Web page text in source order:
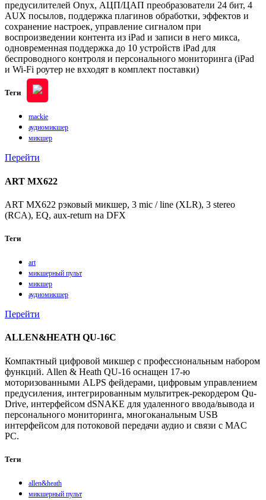
предусилителей Onyx, АЦП/ЦАП преобразователи 24 бит, 4
AUX посылов, поддержка плагинов обработки, эффектов и
сохранение настроек, управление сигналом при
воспроизведении контента из iPad и записи в него микса,
одновременная поддержка до 10 устройств iPad для
беспроводного контроля и персонального мониторинга (iPad
и Wi-Fi роутер не вхходят в комплект поставки)
Теги
mackie
аудиомикшер
микшер
Перейти
ART MX622
ART MX622 рэковый микшер, 3 mic / line (XLR), 3 stereo
(RCA), EQ, aux-return на DFX
Теги
art
микшерный пульт
микшер
аудиомикшер
Перейти
ALLEN&HEATH QU-16C
Компактный цифровой микшер с профессиональным набором
функций. Allen & Heath QU-16 оснащен 17-ю
моторизованными ALPS фейдерами, цифровым управлением
предусиления, интегрированным мультитрек-рекордером Qu-
Drive, интерфейсом dSNAKE для удаленного ввода/вывода и
персонального мониторинга, многоканальным USB
интерфейсом для потоковой передачи аудио и связи с MAC
PC.
Теги
allen&heath
микшерный пульт